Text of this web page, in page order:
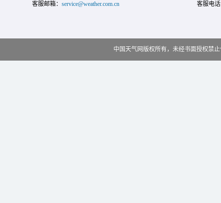
客服邮箱： service@weather.com.cn 客服电
中国天气网版权所有，未经书面授权